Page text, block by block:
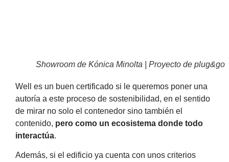
Showroom de Kónica Minolta | Proyecto de plug&go
Well es un buen certificado si le queremos poner una
autoría a este proceso de sostenibilidad, en el sentido
de mirar no solo el contenedor sino también el
contenido, pero como un ecosistema donde todo
interactúa.
Además, si el edificio ya cuenta con unos criterios